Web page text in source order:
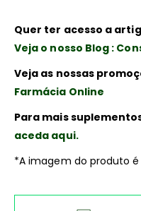
Quer ter acesso a
Veja o nosso Blog :
Veja as nossas
Farmácia Online
Para mais
aceda aqui.
*A imagem do produto